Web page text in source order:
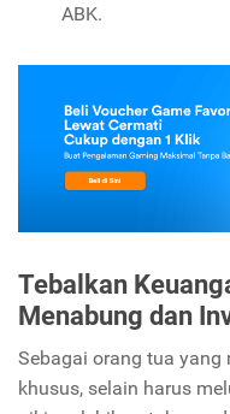
ABK.
Tebalkan
Menabung dan
Sebagai orang tua
khusus, selain harus